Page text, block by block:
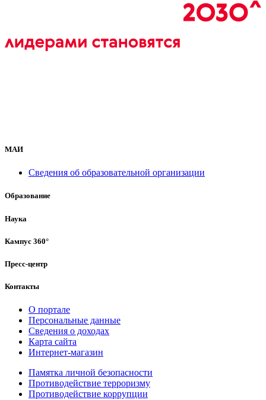
МАИ
Сведения об образовательной организации
Образование
Наука
Кампус 360°
Пресс-центр
Контакты
О портале
Персональные данные
Сведения о доходах
Карта сайта
Интернет-магазин
Памятка личной безопасности
Противодействие терроризму
Противодействие коррупции